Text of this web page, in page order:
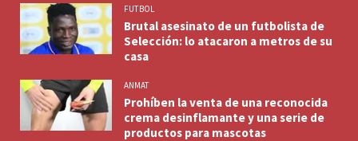
FUTBOL
Brutal asesinato de un futbolista de
Selección: lo atacaron a metros de su
casa
ANMAT
Prohíben la venta de una reconocida
crema desinflamante y una serie de
productos para mascotas